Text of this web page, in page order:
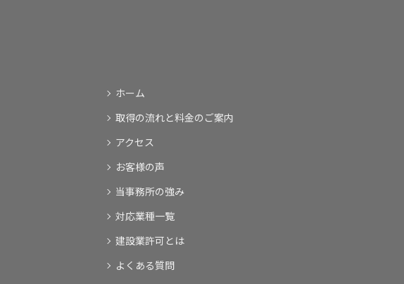
ホーム
取得の流れと料金のご案内
アクセス
お客様の声
当事務所の強み
対応業種一覧
建設業許可とは
よくある質問